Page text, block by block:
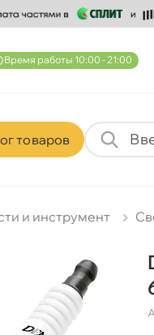
ремя работы 10:00 - 21:00
товаро
и инструмент